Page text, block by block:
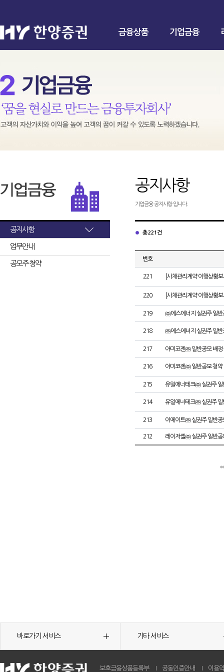
금융상품 기업금융
공지사항
업무안내
공모주 청약
공지사항
기업금융 공지사항 입니다.
총 221건
번호
221 [사채관리계약 이행상황
220 [사채관리계약 이행상황
219 ㈜에스에너지 실권주 일반
218 ㈜에스에너지 실권주 일반
217 아미코젠㈜ 일반공모 배정
216 아미코젠㈜ 일반공모 청약
215 유일에너테크㈜ 실권주 일
214 유일에너테크㈜ 실권주 일
213 이에이트㈜ 실권주 일반공
212 레이저쎌㈜ 실권주 일반공
바로가기 서비스 기타 서비스
보호금융상품등록부 공동인증안내 이용